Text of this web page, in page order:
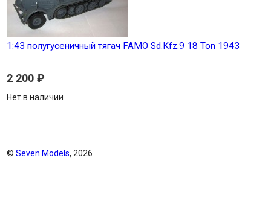
1:43 полугусеничный тягач FAMO Sd.Kfz.9 18 Ton 1943
2 200 ₽
Нет в наличии
© Seven Models, 2026